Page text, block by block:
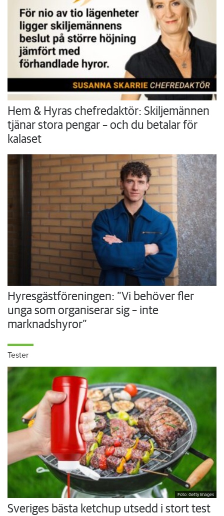
Hem & Hyras chefredaktör: Skiljemännen
tjänar stora pengar – och du betalar för
kalaset
Hyresgästföreningen: ”Vi behöver fler
unga som organiserar sig – inte
marknadshyror”
Tester
Foto: Getty Images
Sveriges bästa ketchup utsedd i stort test